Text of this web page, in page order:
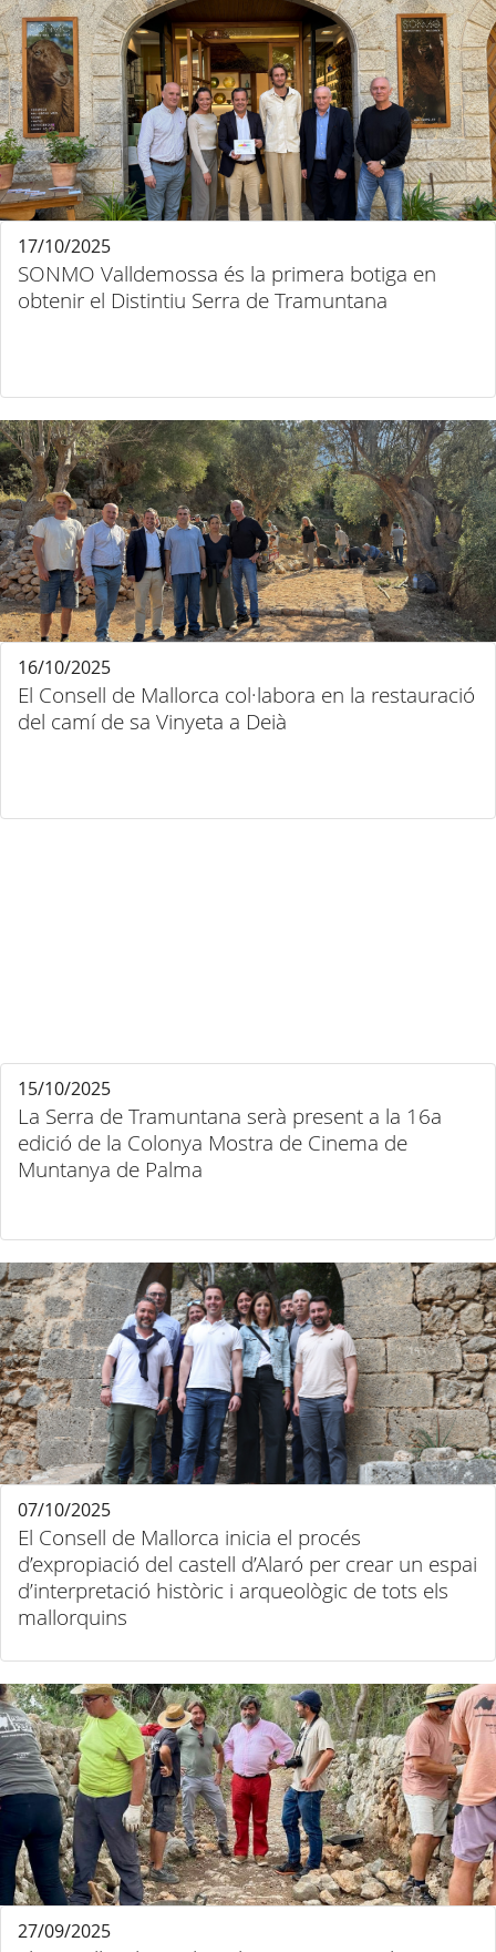
SONMO Valldemossa és la primera botiga en
obtenir el Distintiu Serra de Tramuntana
17/10/2025
El Consell de Mallorca col·labora en la restauració
del camí de sa Vinyeta a Deià
16/10/2025
La Serra de Tramuntana serà present a la 16a
edició de la Colonya Mostra de Cinema de
Muntanya de Palma
15/10/2025
El Consell de Mallorca inicia el procés
d’expropiació del castell d’Alaró per crear un espai
d’interpretació històric i arqueològic de tots els
mallorquins
07/10/2025
27/09/2025